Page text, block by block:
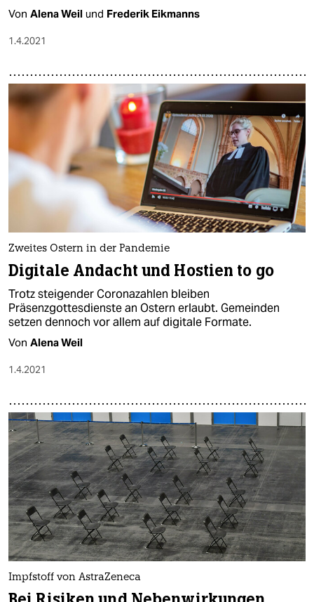
Von Alena Weil und Frederik Eikmanns
1.4.2021
Zweites Ostern in der Pandemie
Digitale Andacht und Hostien to go
Trotz steigender Coronazahlen bleiben
Präsenzgottesdienste an Ostern erlaubt. Gemeinden
setzen dennoch vor allem auf digitale Formate.
Von Alena Weil
1.4.2021
Impfstoff von AstraZeneca